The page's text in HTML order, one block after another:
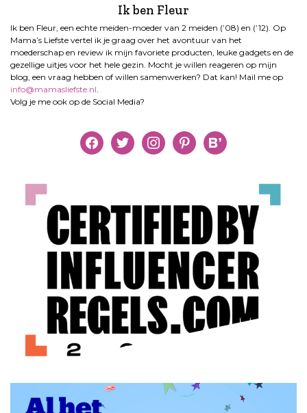
Ik ben Fleur
Ik ben Fleur, een echte meiden-moeder van 2 meiden (’08) en (’12). Op
Mama’s Liefste vertel ik je graag over het avontuur van het
moederschap en review ik mijn favoriete producten, leuke gadgets en de
gezellige uitjes voor het hele gezin. Mocht je willen reageren op mijn
blog, een vraag hebben of willen samenwerken? Dat kan! Mail me op
info@mamasliefste.nl.
Volg je me ook op de Social Media?
facebooktwitter instagrampinterestbloglovin